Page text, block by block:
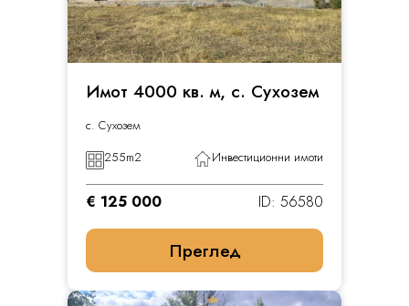
Имот 4000 кв. м, с. Сухозем
с. Сухозем
255m2 Инвестиционни имоти
€ 125 000 ID: 56580
Преглед